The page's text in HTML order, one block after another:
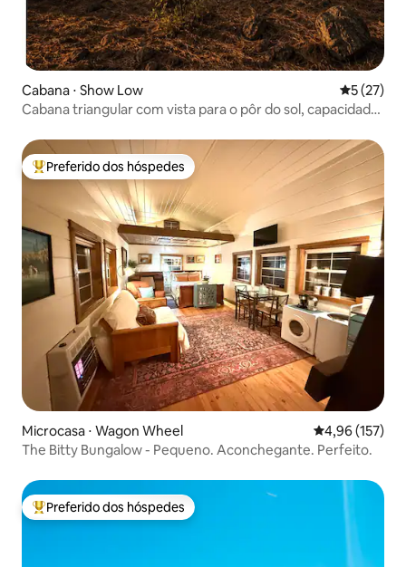
Cabana ⋅ Show Low 5 de uma
5 (27)
Cabana triangular com vista para o pôr do sol, capacidade
Entre os melhores preferidos dos hóspedes
Preferido dos hóspedes
Microcasa ⋅ Wagon Wheel 4,96 de uma
4,96 (157)
The Bitty Bungalow - Pequeno. Aconchegante. Perfeito.
Entre os melhores preferidos dos hóspedes
Preferido dos hóspedes